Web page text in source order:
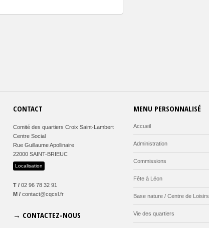
CONTACT
Comité des quartiers Croix Saint-Lambert
Centre Social
Rue Guillaume Apollinaire
22000 SAINT-BRIEUC
Localisation
T / 02 96 78 32 91
M / contact@cqcsl.fr
→ CONTACTEZ-NOUS
MENU PERSONNALISÉ
Accueil
Administration
Commissions
Fête à Léon
Base nature / Centre de Loisirs
Vie des quartiers